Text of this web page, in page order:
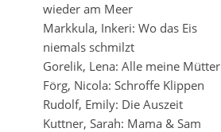
wieder am Meer
Markkula, Inkeri: Wo das Eis
niemals schmilzt
Gorelik, Lena: Alle meine Mütter
Förg, Nicola: Schroffe Klippen
Rudolf, Emily: Die Auszeit
Kuttner, Sarah: Mama & Sam